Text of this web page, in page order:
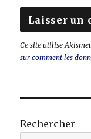
Ce site utilise
sur comment les
Rechercher